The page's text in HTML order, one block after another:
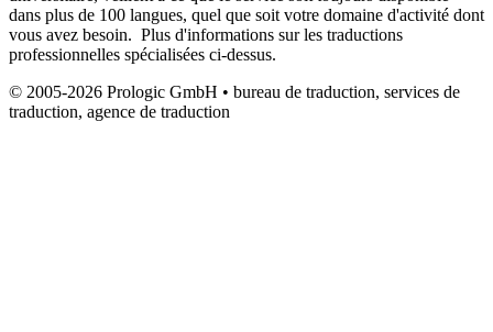
dans plus de 100 langues, quel que soit votre domaine d'activité dont
vous avez besoin. Plus d'informations sur les traductions
professionnelles spécialisées ci-dessus.
© 2005-2026 Prologic GmbH • bureau de traduction, services de
traduction, agence de traduction